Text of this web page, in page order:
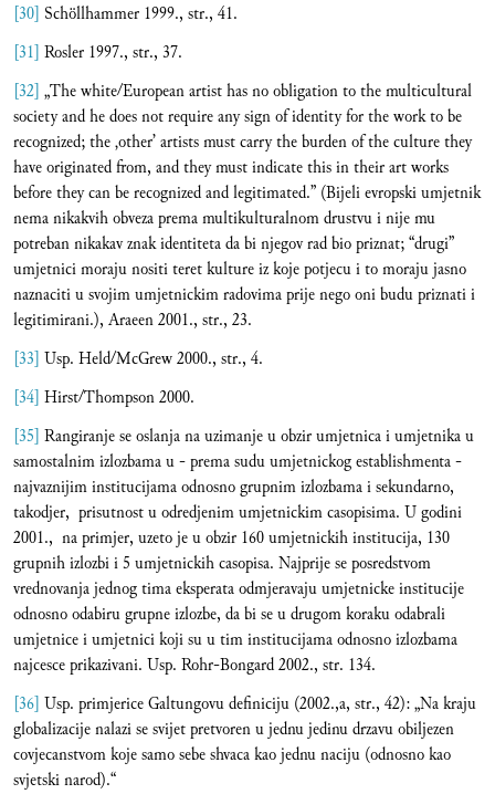
[30] Schöllhammer 1999., str., 41.
[31] Rosler 1997., str., 37.
[32] „The white/European artist has no obligation to the multicultural
society and he does not require any sign of identity for the work to be
recognized; the ‚other’ artists must carry the burden of the culture they
have originated from, and they must indicate this in their art works
before they can be recognized and legitimated.” (Bijeli evropski umjetnik
nema nikakvih obveza prema multikulturalnom drustvu i nije mu
potreban nikakav znak identiteta da bi njegov rad bio priznat; “drugi”
umjetnici moraju nositi teret kulture iz koje potjecu i to moraju jasno
naznaciti u svojim umjetnickim radovima prije nego oni budu priznati i
legitimirani.), Araeen 2001., str., 23.
[33] Usp. Held/McGrew 2000., str., 4.
[34] Hirst/Thompson 2000.
[35] Rangiranje se oslanja na uzimanje u obzir umjetnica i umjetnika u
samostalnim izlozbama u - prema sudu umjetnickog establishmenta -
najvaznijim institucijama odnosno grupnim izlozbama i sekundarno,
takodjer, prisutnost u odredjenim umjetnickim casopisima. U godini
2001., na primjer, uzeto je u obzir 160 umjetnickih institucija, 130
grupnih izlozbi i 5 umjetnickih casopisa. Najprije se posredstvom
vrednovanja jednog tima eksperata odmjeravaju umjetnicke institucije
odnosno odabiru grupne izlozbe, da bi se u drugom koraku odabrali
umjetnice i umjetnici koji su u tim institucijama odnosno izlozbama
najcesce prikazivani. Usp. Rohr-Bongard 2002., str. 134.
[36] Usp. primjerice Galtungovu definiciju (2002.,a, str., 42): „Na kraju
globalizacije nalazi se svijet pretvoren u jednu jedinu drzavu obiljezen
covjecanstvom koje samo sebe shvaca kao jednu naciju (odnosno kao
svjetski narod).“